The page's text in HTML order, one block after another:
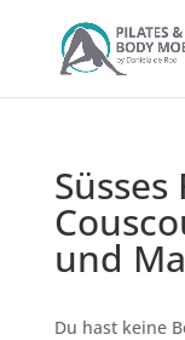
und
Du hast keine